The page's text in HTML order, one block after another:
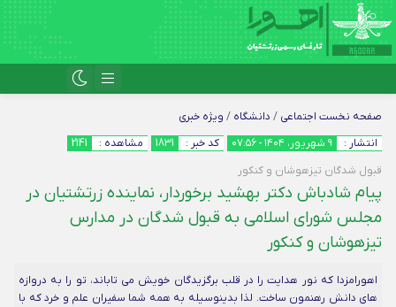
صفحه نخست اجتماعی / دانشگاه / ویژه خبری
انتشار :
۹ شهریور، ۱۴۰۴ - ۰۷:۵۶ کد خبر : 1831 مشاهده :
2141
قبول شدگان تیزهوشان و کنکور
پیام شادباش دکتر بهشید برخوردار، نماینده زرتشتیان در
مجلس شورای اسلامی به قبول شدگان در مدارس
تیزهوشان و کنکور
اهورامزدا که نور هدایت را در قلب برگزیدگان خویش می تاباند، تو را به دروازه
های دانش رهنمون ساخت. لذا بدینوسیله به همه شما سفیران علم و خرد که با